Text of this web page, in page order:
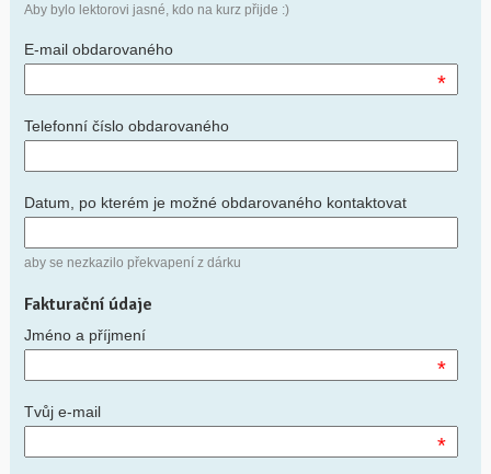
Aby bylo lektorovi jasné, kdo na kurz přijde :)
E-mail obdarovaného
*
Telefonní číslo obdarovaného
Datum, po kterém je možné obdarovaného kontaktovat
aby se nezkazilo překvapení z dárku
Fakturační údaje
Jméno a příjmení
*
Tvůj e-mail
*